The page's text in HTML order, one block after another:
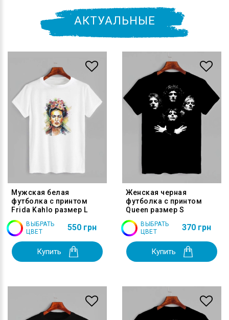
АКТУАЛЬНЫЕ
Мужская белая
футболка с принтом
Frida Kahlo размер L
ВЫБРАТЬ
ЦВЕТ
550 грн
Купить
Женская черная
футболка с принтом
Queen размер S
ВЫБРАТЬ
ЦВЕТ
370 грн
Купить